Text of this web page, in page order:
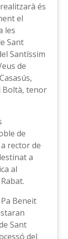
és
el
les
Sant
Santíssim
de
Boltà, tenor
de
rector de
a
al
Beneit
Sant
del